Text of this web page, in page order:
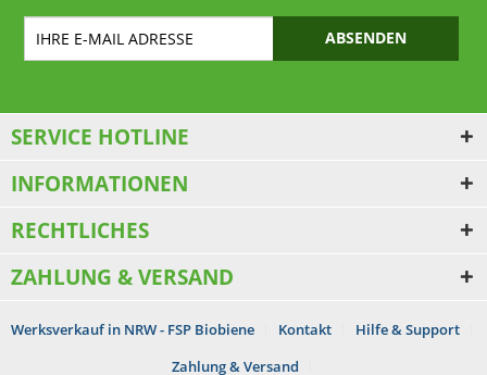
ABSENDEN
SERVICE HOTLINE
INFORMATIONEN
RECHTLICHES
ZAHLUNG & VERSAND
Werksverkauf in NRW - FSP Biobiene Kontakt
Hilfe & Support
Zahlung & Versand